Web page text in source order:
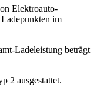
Elektroauto-
im
Ladeleistung beträgt
2 ausgestattet.